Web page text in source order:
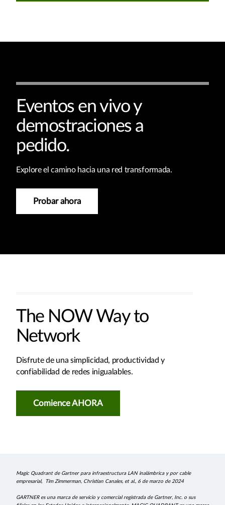
Eventos en vivo y
demostraciones a
pedido.
Explore el camino hacia una red transformada.
Probar ahora
The NOW Way to
Network
Disfrute de una simplicidad, productividad y
confiabilidad de redes inigualables.
Comience AHORA
Magic Quadrant de Gartner para infraestructura LAN inalámbrica y por cable
empresarial, Tim Zimmerman, Christian Canales, et al., 6 de marzo de 2024
GARTNER es una marca de servicio y comercial registrada de Gartner, Inc. o sus